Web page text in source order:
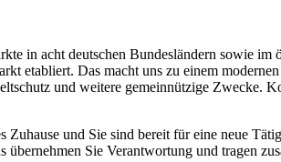
in acht deutschen Bundesländern sowie
etabliert. Das macht uns zu einem
und weitere gemeinnützige Zwecke.
und Sie sind bereit für eine neue
Sie Verantwortung und tragen